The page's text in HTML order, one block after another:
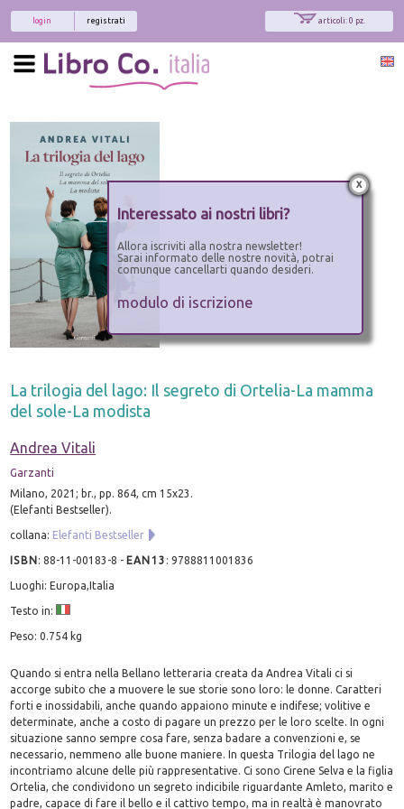
articoli: 0 pz.
registrati
login
La trilogia del lago: Il segreto di Ortelia-La mamma
del sole-La modista
Andrea Vitali
Garzanti
Milano, 2021; br., pp. 864, cm 15x23.
(Elefanti Bestseller).
collana: Elefanti Bestseller
ISBN:88-11-00183-8 - EAN13 :9788811001836
Luoghi: Europa,Italia
Testo in:
Peso: 0.754 kg
Quando si entra nella Bellano letteraria creata da Andrea Vitali ci si
accorge subito che a muovere le sue storie sono loro: le donne. Caratteri
forti e inossidabili, anche quando appaiono minute e indifese; volitive e
determinate, anche a costo di pagare un prezzo per le loro scelte. In ogni
situazione sanno sempre cosa fare, senza badare a convenzioni e, se
necessario, nemmeno alle buone maniere. In questa Trilogia del lago ne
incontriamo alcune delle più rappresentative. Ci sono Cirene Selva e la figlia
Ortelia, che condividono un segreto indicibile riguardante Amleto, marito e
padre, capace di fare il bello e il cattivo tempo, ma in realtà è manovrato
x
Interessato ai nostri libri?
Allora iscriviti alla nostra newsletter!
Sarai informato delle nostre novità, potrai
comunque cancellarti quando desideri.
modulo di iscrizione